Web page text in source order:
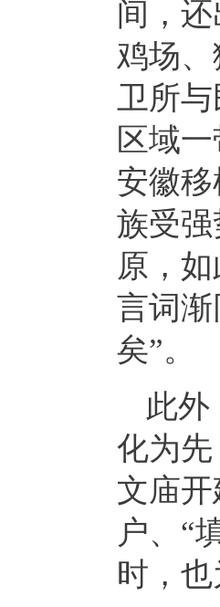
间，
鸡场
卫所
区域
安徽
族受
原，
言词
矣”。
此外
化为
文庙
户、“
时，